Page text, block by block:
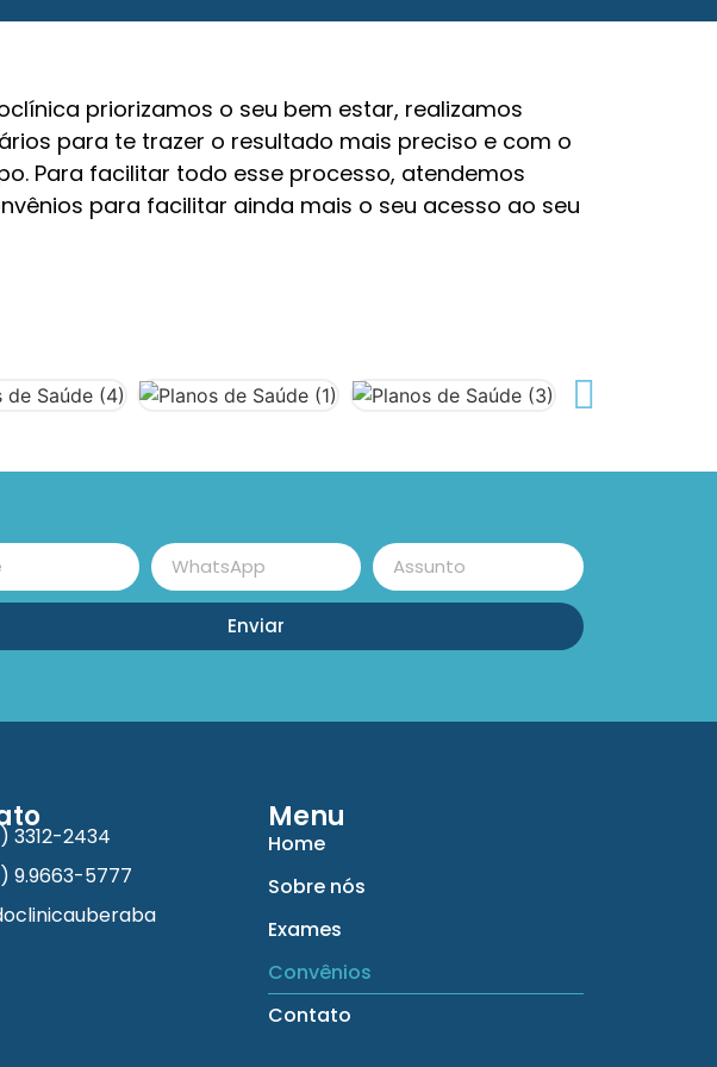
priorizamos o seu bem estar, realizamos
para te trazer o resultado mais preciso e com o
Para facilitar todo esse processo, atendemos
para facilitar ainda mais o seu acesso ao seu
Enviar
3312-2434
9.9663-5777
Menu
Home
Sobre nós
Exames
Convênios
Contato